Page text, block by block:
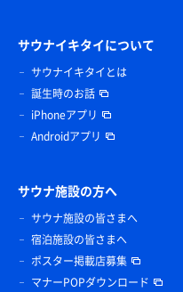
サウナイキタイについて
サウナイキタイとは
誕生時のお話
iPhoneアプリ
Androidアプリ
サウナ施設の方へ
サウナ施設の皆さまへ
宿泊施設の皆さまへ
ポスター掲載店募集
マナーPOPダウンロード